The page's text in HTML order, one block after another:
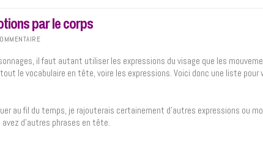
par le corps
il faut autant utiliser les expressions du visage que les
le vocabulaire en tête, voire les expressions. Voici donc une liste
au fil du temps, je rajouterais certainement d’autres expressions ou
d’autres phrases en tête.